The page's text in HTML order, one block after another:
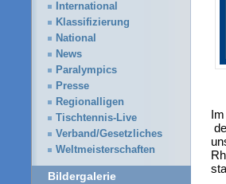
International
Klassifizierung
National
News
Paralympics
Presse
Regionalligen
Tischtennis-Live
Verband/Gesetzliches
Weltmeisterschaften
Bildergalerie